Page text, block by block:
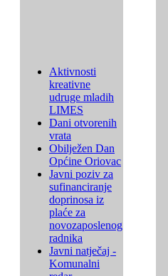
Aktivnosti
kreativne
udruge mladih
LIMES
Dani otvorenih
vrata
Obilježen Dan
Općine Oriovac
Javni poziv za
sufinanciranje
doprinosa iz
plaće za
novozaposlenog
radnika
Javni natječaj -
Komunalni